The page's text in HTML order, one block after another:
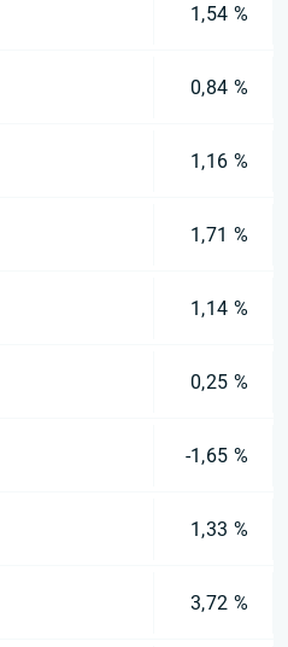
1,54 %
0,84 %
1,16 %
1,71 %
1,14 %
0,25 %
-1,65 %
1,33 %
3,72 %